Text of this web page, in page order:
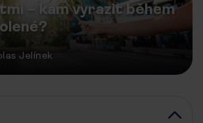
– kam vyrazit během
Jelínek